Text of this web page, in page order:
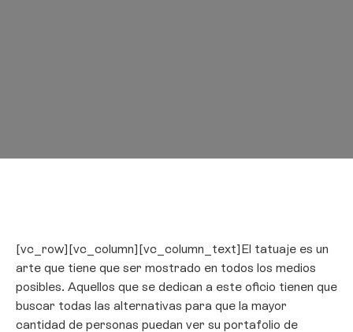
[vc_row][vc_column][vc_column_text]El tatuaje es un
arte que tiene que ser mostrado en todos los medios
posibles. Aquellos que se dedican a este oficio tienen que
buscar todas las alternativas para que la mayor
cantidad de personas puedan ver su portafolio de